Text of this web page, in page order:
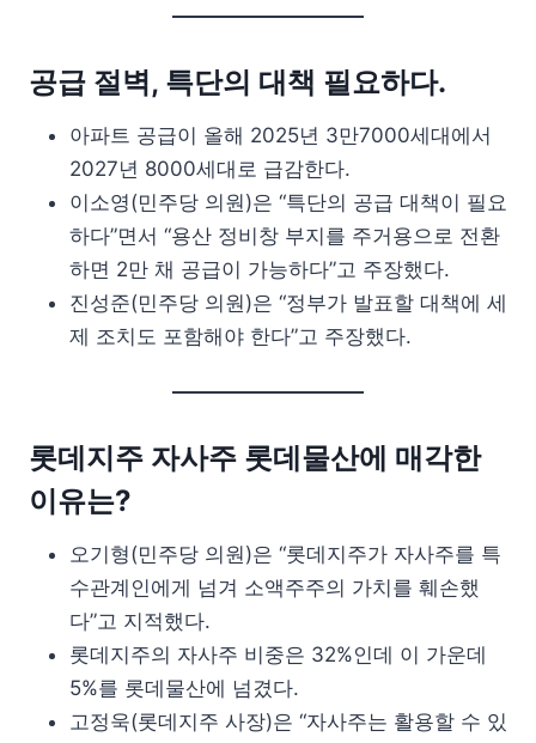
공급 절벽, 특단의 대책 필요하다.
아파트 공급이 올해 2025년 3만7000세대에서
2027년 8000세대로 급감한다.
이소영(민주당 의원)은 “특단의 공급 대책이 필요
하다”면서 “용산 정비창 부지를 주거용으로 전환
하면 2만 채 공급이 가능하다”고 주장했다.
진성준(민주당 의원)은 “정부가 발표할 대책에 세
제 조치도 포함해야 한다”고 주장했다.
롯데지주 자사주 롯데물산에 매각한
이유는?
오기형(민주당 의원)은 “롯데지주가 자사주를 특
수관계인에게 넘겨 소액주주의 가치를 훼손했
다”고 지적했다.
롯데지주의 자사주 비중은 32%인데 이 가운데
5%를 롯데물산에 넘겼다.
고정욱(롯데지주 사장)은 “자사주는 활용할 수 있